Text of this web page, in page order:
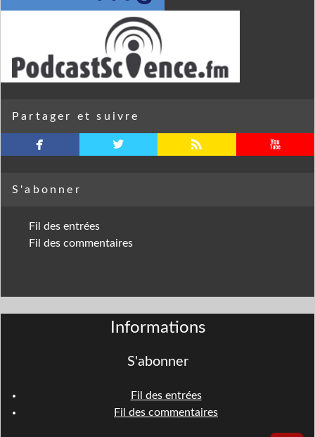
Partager et suivre
facebook twitterbird rss youtube
S'abonner
Fil des entrées
Fil des commentaires
Informations
S'abonner
Fil des entrées
Fil des commentaires